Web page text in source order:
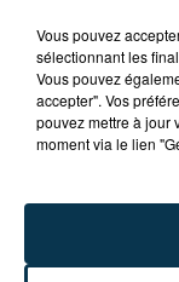
BISON FUTÉ
Vous pouvez
sélectionnant les
Vous pouvez
accepter". Vos
pouvez mettre à jour
moment via le lien